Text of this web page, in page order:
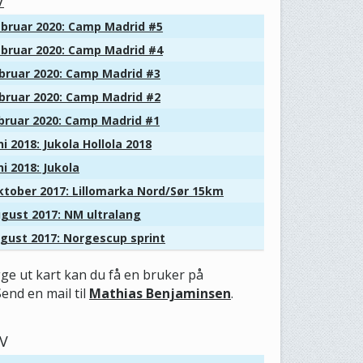
2020: Camp Madrid #5
2020: Camp Madrid #4
2020: Camp Madrid #3
2020: Camp Madrid #2
2020: Camp Madrid #1
2018: Jukola Hollola 2018
2018: Jukola
2017: Lillomarka Nord/Sør 15km
2017: NM ultralang
2017: Norgescup sprint
ut kart kan du få en bruker på
en mail til Mathias Benjaminsen.